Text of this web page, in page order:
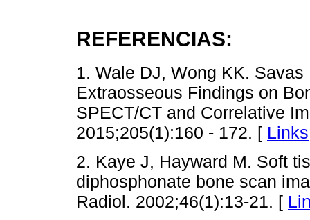
REFERENCIAS:
1. Wale DJ, Wong KK.
Extraosseous Findings on
SPECT/CT and Correlative
2015;205(1):160 - 172. [ Links
2. Kaye J, Hayward M. Soft
diphosphonate bone scan
Radiol. 2002;46(1):13-21. [